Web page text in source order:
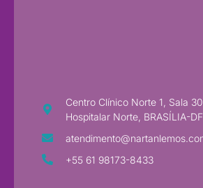
Centro Clínico Norte 1, Sala
Hospitalar Norte, BRASÍLIA-DF
+55 61 98173-8433